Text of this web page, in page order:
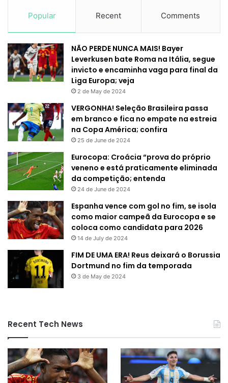
Popular Recent Comments
NÃO PERDE NUNCA MAIS! Bayer
Leverkusen bate Roma na Itália, segue
invicto e encaminha vaga para final da
Liga Europa; veja
2 de May de 2024
VERGONHA! Seleção Brasileira passa
em branco e fica no empate na estreia
na Copa América; confira
25 de June de 2024
Eurocopa: Croácia “prova do próprio
veneno e está praticamente eliminada
da competição; entenda
24 de June de 2024
Espanha vence com gol no fim, se isola
como maior campeã da Eurocopa e se
coloca como candidata para 2026
14 de July de 2024
FIM DE UMA ERA! Reus deixará o Borussia
Dortmund no fim da temporada
3 de May de 2024
Recent Tech News